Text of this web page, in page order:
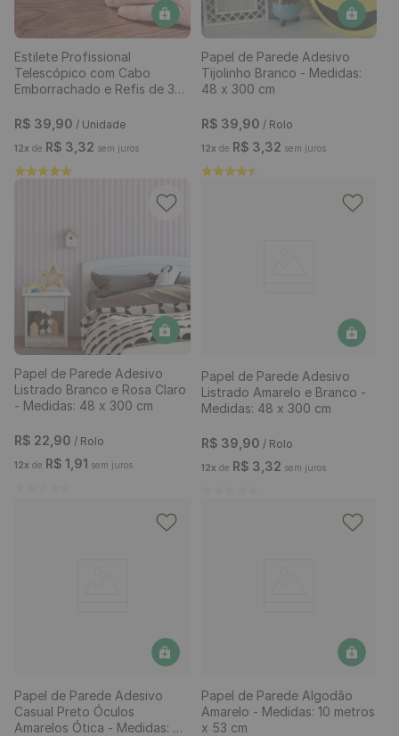
Estilete Profissional
Telescópico com Cabo
Emborrachado e Refis de 3
R$ 39 90 / Unidade
12x de R$ 3 32 sem juros
Papel de Parede Adesivo
Tijolinho Branco - Medidas:
48 x 300 cm
R$ 39 90 / Rolo
12x de R$ 3 32 sem juros
Papel de Parede Adesivo
Listrado Branco e Rosa Claro
- Medidas: 48 x 300 cm
R$ 22 90 / Rolo
12x de R$ 1 91 sem juros
Papel de Parede Adesivo
Listrado Amarelo e Branco -
Medidas: 48 x 300 cm
R$ 39 90 / Rolo
12x de R$ 3 32 sem juros
Papel de Parede Adesivo
Casual Preto Óculos
Amarelos Ótica - Medidas: 48
Papel de Parede Algodão
Amarelo - Medidas: 10 metros
x 53 cm